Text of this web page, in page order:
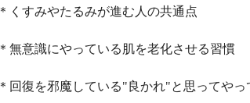
＊くすみやたるみが進む人の共通点
＊無意識にやっている肌を老化させる習慣
＊回復を邪魔している"良かれ"と思ってやっ